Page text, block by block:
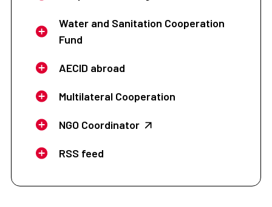
Water and Sanitation Cooperation
Fund
AECID abroad
Multilateral Cooperation
NGO Coordinator
RSS feed